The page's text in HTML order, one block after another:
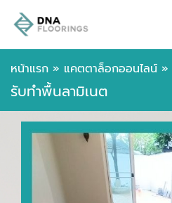
หน้าแรก » แคตตาล็อกออนไลน์ »
รับทำพื้นลามิเนต